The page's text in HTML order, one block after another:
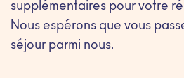
supplémentaires pour votre
Nous espérons que vous
séjour parmi nous.